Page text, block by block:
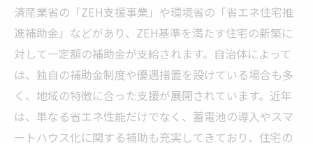
済産業省の「ZEH支援事業」や環境省の「省エネ住宅推
進補助金」などがあり、ZEH基準を満たす住宅の新築に
対して一定額の補助金が支給されます。自治体によって
は、独自の補助金制度や優遇措置を設けている場合も多
く、地域の特徴に合った支援が展開されています。近年
は、単なる省エネ性能だけでなく、蓄電池の導入やスマ
ートハウス化に関する補助も充実してきており、住宅の